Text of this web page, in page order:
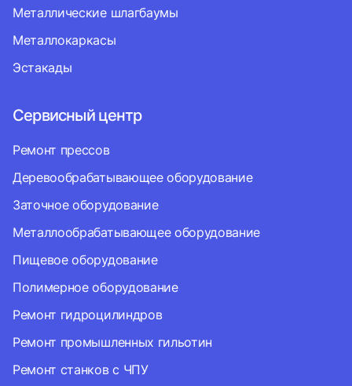
Металлические шлагбаумы
Металлокаркасы
Эстакады
Сервисный центр
Ремонт прессов
Деревообрабатывающее оборудование
Заточное оборудование
Металлообрабатывающее оборудование
Пищевое оборудование
Полимерное оборудование
Ремонт гидроцилиндров
Ремонт промышленных гильотин
Ремонт станков с ЧПУ